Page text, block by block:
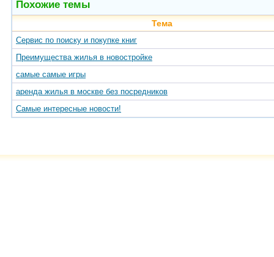
Похожие темы
Тема
Сервис по поиску и покупке книг
Преимущества жилья в новостройке
самые самые игры
аренда жилья в москве без посредников
Самые интересные новости!